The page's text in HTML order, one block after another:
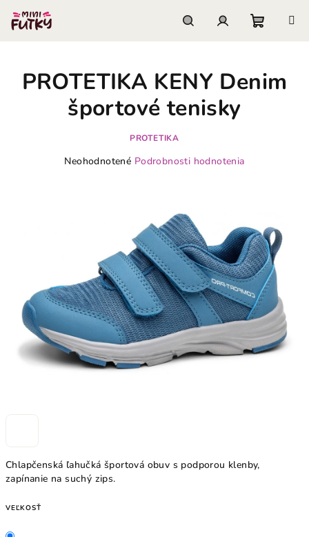
obsah
košík
Chlapčenská ľahučká športová obuv s podporou klenby,
zapínanie na suchý zips.
VEĽKOSŤ
PROTETIKA KENY Denim
športové tenisky
PROTETIKA
Priemerné
hviezdičiek.
Neohodnotené Podrobnosti hodnotenia